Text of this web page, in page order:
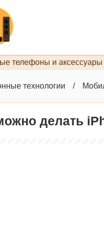
телефоны и аксессуары
технологии
делать